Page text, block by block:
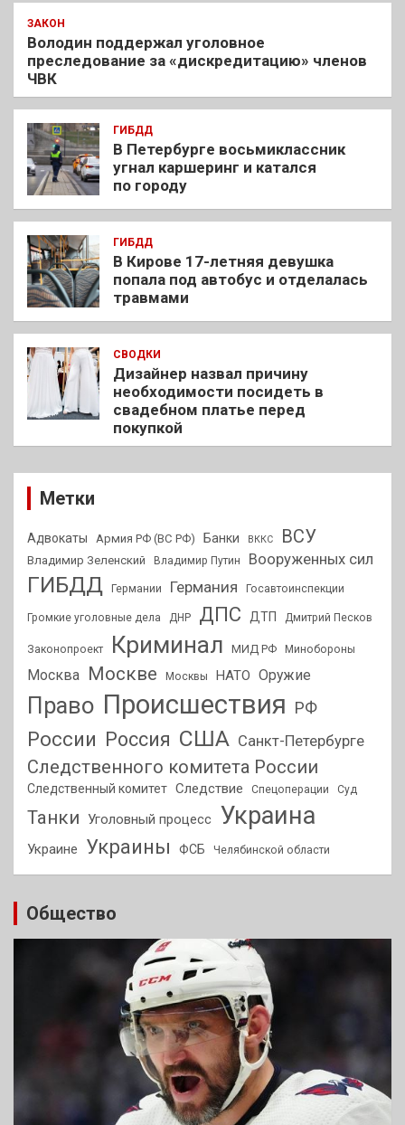
ЗАКОН
Володин поддержал уголовное
преследование за «дискредитацию» членов
ЧВК
ГИБДД
В Петербурге восьмиклассник
угнал каршеринг и катался
по городу
ГИБДД
В Кирове 17-летняя девушка
попала под автобус и отделалась
травмами
СВОДКИ
Дизайнер назвал причину
необходимости посидеть в
свадебном платье перед
покупкой
Метки
Адвокаты Армия РФ (ВС РФ) Банки ВККС ВСУ
Владимир Зеленский Владимир Путин Вооруженных сил
ГИБДД Германии Германия Госавтоинспекции
Громкие уголовные дела ДНР ДПС ДТП Дмитрий Песков
Законопроект Криминал МИД РФ Минобороны
Москва Москве Москвы НАТО Оружие
Право Происшествия РФ
России Россия США Санкт-Петербурге
Следственного комитета России
Следственный комитет Следствие Спецоперации Суд
Танки Уголовный процесс Украина
Украине Украины ФСБ Челябинской области
Общество